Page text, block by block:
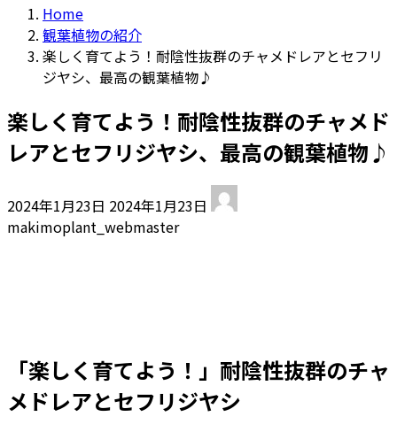
Home
観葉植物の紹介
楽しく育てよう！耐陰性抜群のチャメドレアとセフリ
ジヤシ、最高の観葉植物♪
楽しく育てよう！耐陰性抜群のチャメド
レアとセフリジヤシ、最高の観葉植物♪
2024年1月23日 終
更
2024年1月23日
makimoplant_webmaster
「楽しく育てよう！」耐陰性抜群のチャ
メドレアとセフリジヤシ